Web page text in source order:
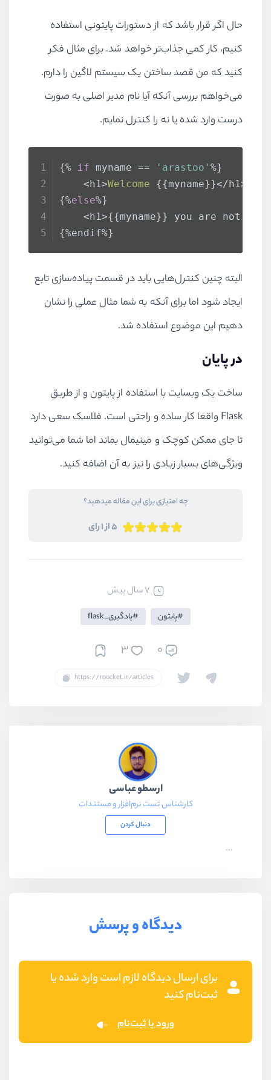
حال اگر قرار باشد که از دستورات پایتونی استفاده
کنیم، کار کمی جذاب‌تر خواهد شد. برای مثال فکر
کنید که من قصد ساختن یک سیستم لاگین را دارم.
می‌خواهم بررسی آنکه آیا نام مدیر اصلی به صورت
درست وارد شده یا نه را کنترل نمایم.
{% if myname == 'arastoo'%}
    <h1>
Welcome {{myname}}</h1>
{%else%}
<h1>{{myname}} you are not
{%endif%}
البته چنین کنترل‌هایی باید در قسمت پیاده‌سازی تابع
ایجاد شود اما برای آنکه به شما مثال عملی را نشان
دهیم این موضوع استفاده شد.
در پایان
ساخت یک وبسایت با استفاده از پایتون و از طریق
Flask واقعا کار ساده و راحتی است. فلاسک سعی دارد
تا جای ممکن کوچک و مینیمال بماند اما شما می‌توانید
ویژگی‌های بسیار زیادی را نیز به آن اضافه کنید.
چه امتیازی برای این مقاله میدهید؟
5 از 1 رای
7 سال پیش
پایتون یادگیری_flask
0
3
ارسطو عباسی
کارشناس تست نرم‌افزار و مستندات
دنبال کردن
...
دیدگاه و پرسش
برای ارسال دیدگاه لازم است وارد شده یا
ثبت‌نام کنید
ورود یا ثبت‌نام